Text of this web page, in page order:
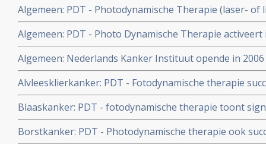
en recidieven voorkomen
Algemeen: PDT - Photodynamische Therapie (laser-
enkele vragen en antwoorden over wat PDT precies
Algemeen: PDT - Photo Dynamische Therapie
nieuwe mogelijke PDT behandelings optie variant.
Algemeen: Nederlands Kanker Instituut opende in
lichttherapie voor bijna alle vormen van kanker.
Alvleesklierkanker: PDT - Fotodynamische therapie
overzichtstudie toegevoegd..
Blaaskanker: PDT - fotodynamische therapie toont
blaaskanker en recidief van blaaskanker.
Borstkanker: PDT - Photodynamische therapie ook